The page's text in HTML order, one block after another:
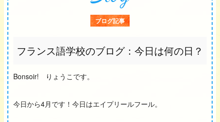
ブログ記事
フランス語学校のブログ：今日は何の日？
Bonsoir! りょうこです。
今日から4月です！今日はエイプリールフール。